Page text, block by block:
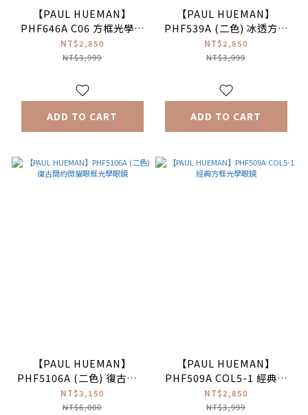
【PAUL HUEMAN】
PHF646A C06 方框光學眼
鏡
NT$2,850
NT$3,999
ADD TO CART
【PAUL HUEMAN】
PHF539A (二色) 冰透方框
光學眼鏡
NT$2,850
NT$3,999
ADD TO CART
【PAUL HUEMAN】
PHF5106A (二色) 復古簡約
微貓眼框光學眼鏡
NT$3,150
NT$6,000
【PAUL HUEMAN】
PHF509A COL5-1 經典方
框光學眼鏡
NT$2,850
NT$3,999